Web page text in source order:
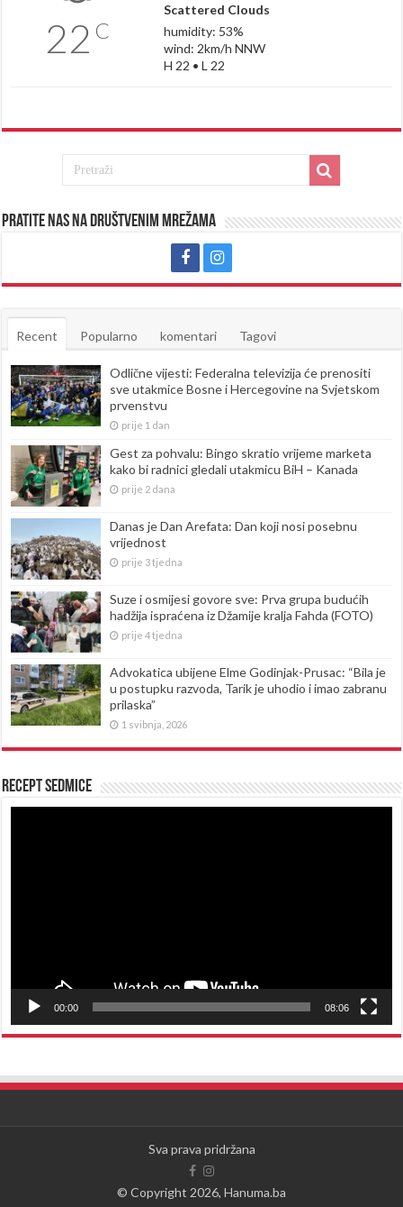
22 C
Scattered Clouds
humidity: 53%
wind: 2km/h NNW
H 22 • L 22
Pratite nas na društvenim mrežama
Recent Popularno komentari Tagovi
Odlične vijesti: Federalna televizija će prenositi
sve utakmice Bosne i Hercegovine na Svjetskom
prvenstvu
prije 1 dan
Gest za pohvalu: Bingo skratio vrijeme marketa
kako bi radnici gledali utakmicu BiH – Kanada
prije 2 dana
Danas je Dan Arefata: Dan koji nosi posebnu
vrijednost
prije 3 tjedna
Suze i osmijesi govore sve: Prva grupa budućih
hadžija ispraćena iz Džamije kralja Fahda (FOTO)
prije 4 tjedna
Advokatica ubijene Elme Godinjak-Prusac: “Bila je
u postupku razvoda, Tarik je uhodio i imao zabranu
prilaska”
1 svibnja, 2026
Recept sedmice
00:00 08:06
Sva prava pridržana
© Copyright 2026, Hanuma.ba